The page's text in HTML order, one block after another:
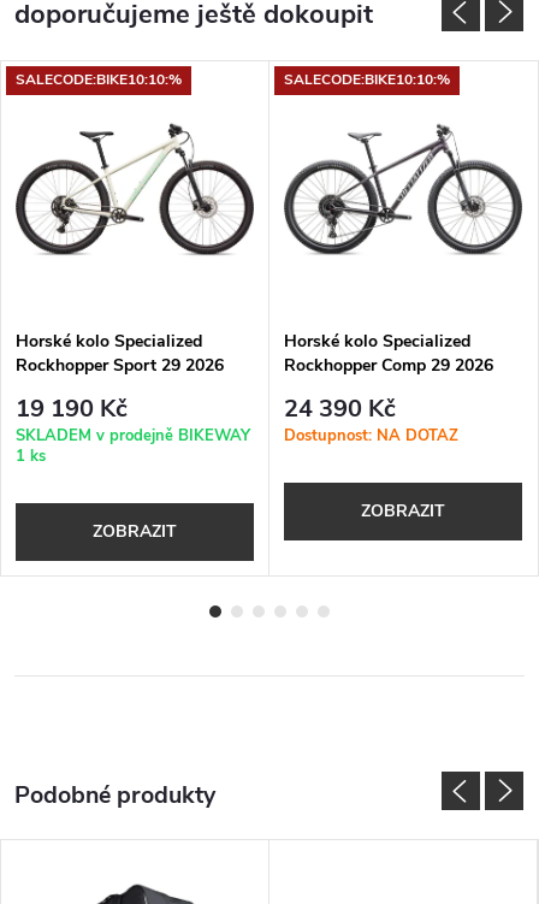
doporučujeme ještě dokoupit
SALECODE:BIKE10:10:%
Horské kolo Specialized
Rockhopper Sport 29 2026
19 190 Kč
SKLADEM v prodejně BIKEWAY
1 ks
ZOBRAZIT
SALECODE:BIKE10:10:%
Horské kolo Specialized
Rockhopper Comp 29 2026
24 390 Kč
Dostupnost: NA DOTAZ
ZOBRAZIT